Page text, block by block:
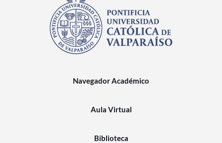
Navegador Académico
Aula Virtual
Biblioteca